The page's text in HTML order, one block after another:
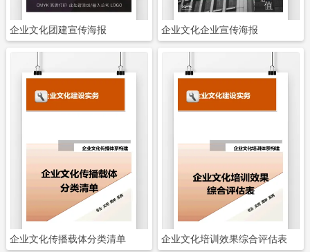
企业文化团建宣传海报 企业文化企业宣传海报
企业文化传播载体分类清单 企业文化培训效果综合评估表